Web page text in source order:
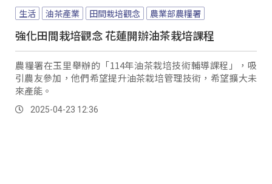
生活 油茶產業 田間栽培觀念 農業部農糧署
強化田間栽培觀念 花蓮開辦油茶栽培課程
農糧署在玉里舉辦的「114年油茶栽培技術輔導課程」，吸
引農友參加，他們希望提升油茶栽培管理技術，希望擴大未
來產能。
2025-04-23 12:36